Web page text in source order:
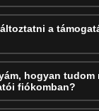
a
hogyan tudom
fiókomban?